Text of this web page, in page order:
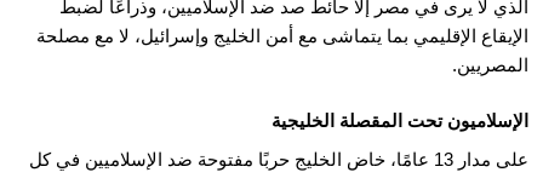
الذي لا يرى في مصر إلا حائط صد ضد الإسلاميين، وذراعًا لضبط
الإيقاع الإقليمي بما يتماشى مع أمن الخليج وإسرائيل، لا مع مصلحة
المصريين.
الإسلاميون تحت المقصلة الخليجية
على مدار 13 عامًا، خاض الخليج حربًا مفتوحة ضد الإسلاميين في كل